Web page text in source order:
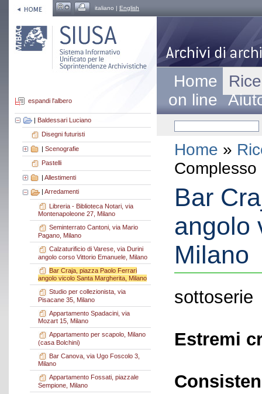
italiano | English
espandi l'albero
| Baldessari Luciano
Disegni futuristi
| Scenografie
Pastelli
| Allestimenti
Arredamenti
Libreria - Biblioteca Notari, via
Montenapoleone 27, Milano
Seminterrato Cantoni, via Mario
Pagano, Milano
Calzaturificio di Varese, via Durini
angolo corso Vittorio Emanuele, Milano
Bar Craja, piazza Paolo Ferrari
angolo vicolo Santa Margherita, Milano
Studio per collezionista, via
Pisacane 35, Milano
Appartamento Spadacini, via
Mozart 15, Milano
Appartamento per scapolo, Milano
(casa Bolchini)
Bar Canova, via Ugo Foscolo 3,
Milano
Appartamento Fossati, piazzale
Sempione, Milano
Home
on line
Home »
Bar
angolo
Milano
sottoserie
Estremi